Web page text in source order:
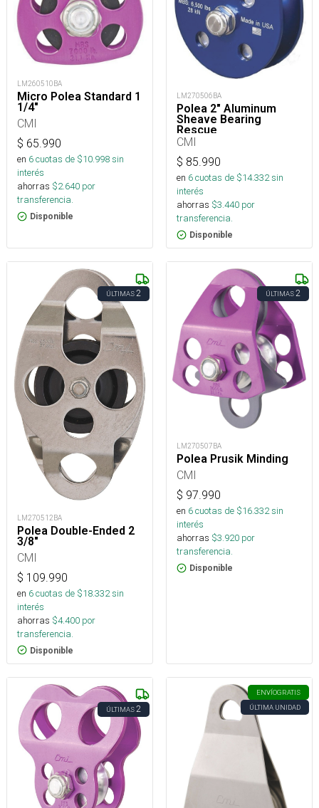
LM260510BA
Micro Polea Standard 1
1/4"
CMI
$ 65.990
en 6cuotas de $10.998sin
interés
ahorras $2.640 por
transferencia.
Disponible
LM270506BA
Polea 2" Aluminum
Sheave Bearing
Rescue
CMI
$ 85.990
en 6cuotas de $14.332sin
interés
ahorras $3.440 por
transferencia.
Disponible
ÚLTIMAS2
LM270512BA
Polea Double-Ended 2
3/8"
CMI
$ 109.990
en 6cuotas de $18.332sin
interés
ahorras $4.400 por
transferencia.
Disponible
ÚLTIMAS2
LM270507BA
Polea Prusik Minding
CMI
$ 97.990
en 6cuotas de $16.332sin
interés
ahorras $3.920 por
transferencia.
Disponible
ÚLTIMAS2
ENVÍOGRATIS
ÚLTIMA UNIDAD